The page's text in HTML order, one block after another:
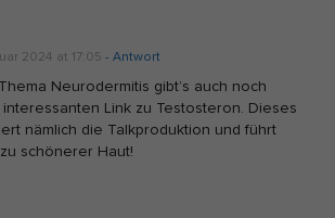
2024 at 17:05 - Antwort
Neurodermitis gibt’s auch noch
Link zu Testosteron. Dieses
nämlich die Talkproduktion und führt
schönerer Haut!